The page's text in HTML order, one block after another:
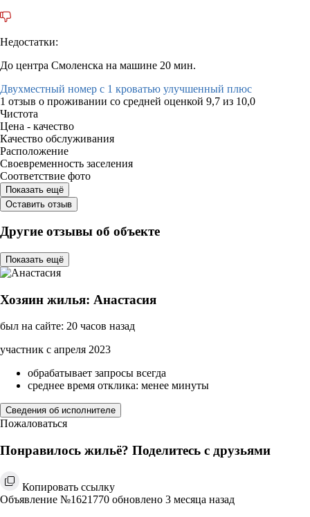
Недостатки:
До центра Смоленска на машине 20 мин.
Двухместный номер с 1 кроватью улучшенный плюс
1 отзыв о проживании со средней оценкой 9,7 из 10,0
Чистота
Цена - качество
Качество обслуживания
Расположение
Своевременность заселения
Соответствие фото
Показать ещё
Оставить отзыв
Другие отзывы об объекте
Показать ещё
Хозяин жилья: Анастасия
был на сайте: 20 часов назад
участник с апреля 2023
обрабатывает запросы всегда
среднее время отклика: менее минуты
Сведения об исполнителе
Пожаловаться
Понравилось жильё? Поделитесь с друзьями
Копировать ссылку
Объявление №1621770 обновлено 3 месяца назад